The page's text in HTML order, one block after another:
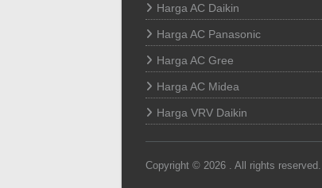
Harga AC Daikin
Harga AC Panasonic
Harga AC Gree
Harga AC Midea
Harga VRV Daikin
Copyright © 2026 . All rights